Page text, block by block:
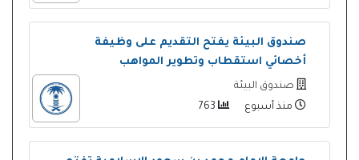
صندوق البيئة يفتح التقديم على وظيفة
أخصائي استقطاب وتطوير المواهب
صندوق البيئة
منذ أسبوع